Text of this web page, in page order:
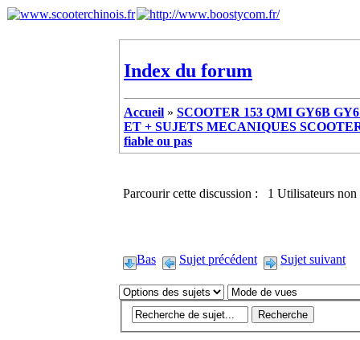
Index du forum
Accueil » SCOOTER 153 QMI GY6B
ET + SUJETS MECANIQUES
fiable ou pas
Parcourir cette discussion : 1 Utilisateurs non
Bas Sujet précédent Sujet suivant